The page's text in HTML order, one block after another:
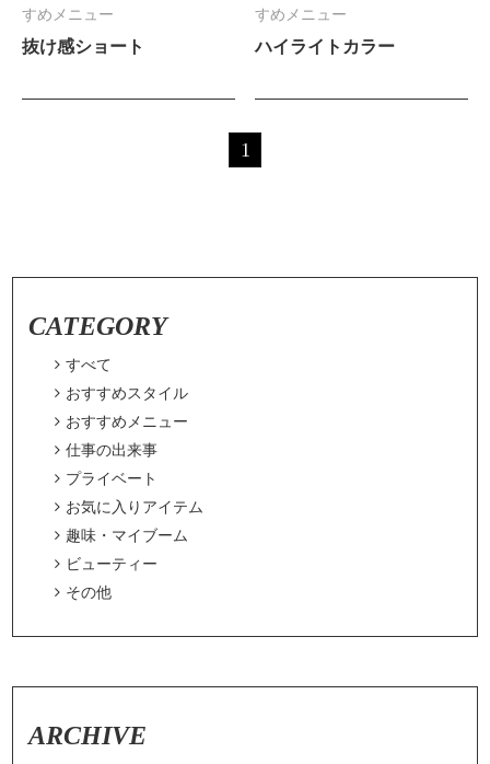
すめメニュー
抜け感ショート
すめメニュー
ハイライトカラー
1
CATEGORY
 すべて
 おすすめスタイル
 おすすめメニュー
 仕事の出来事
 プライベート
 お気に入りアイテム
 趣味・マイブーム
 ビューティー
 その他
ARCHIVE